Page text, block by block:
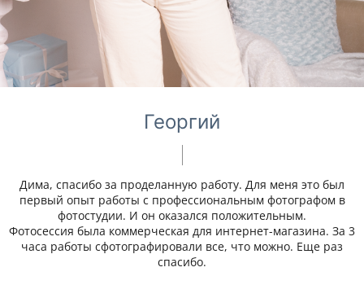
Георгий
Дима, спасибо за проделанную работу. Для меня это был
первый опыт работы с профессиональным фотографом в
фотостудии. И он оказался положительным.
Фотосессия была коммерческая для интернет-магазина. За 3
часа работы сфотографировали все, что можно. Еще раз
спасибо.